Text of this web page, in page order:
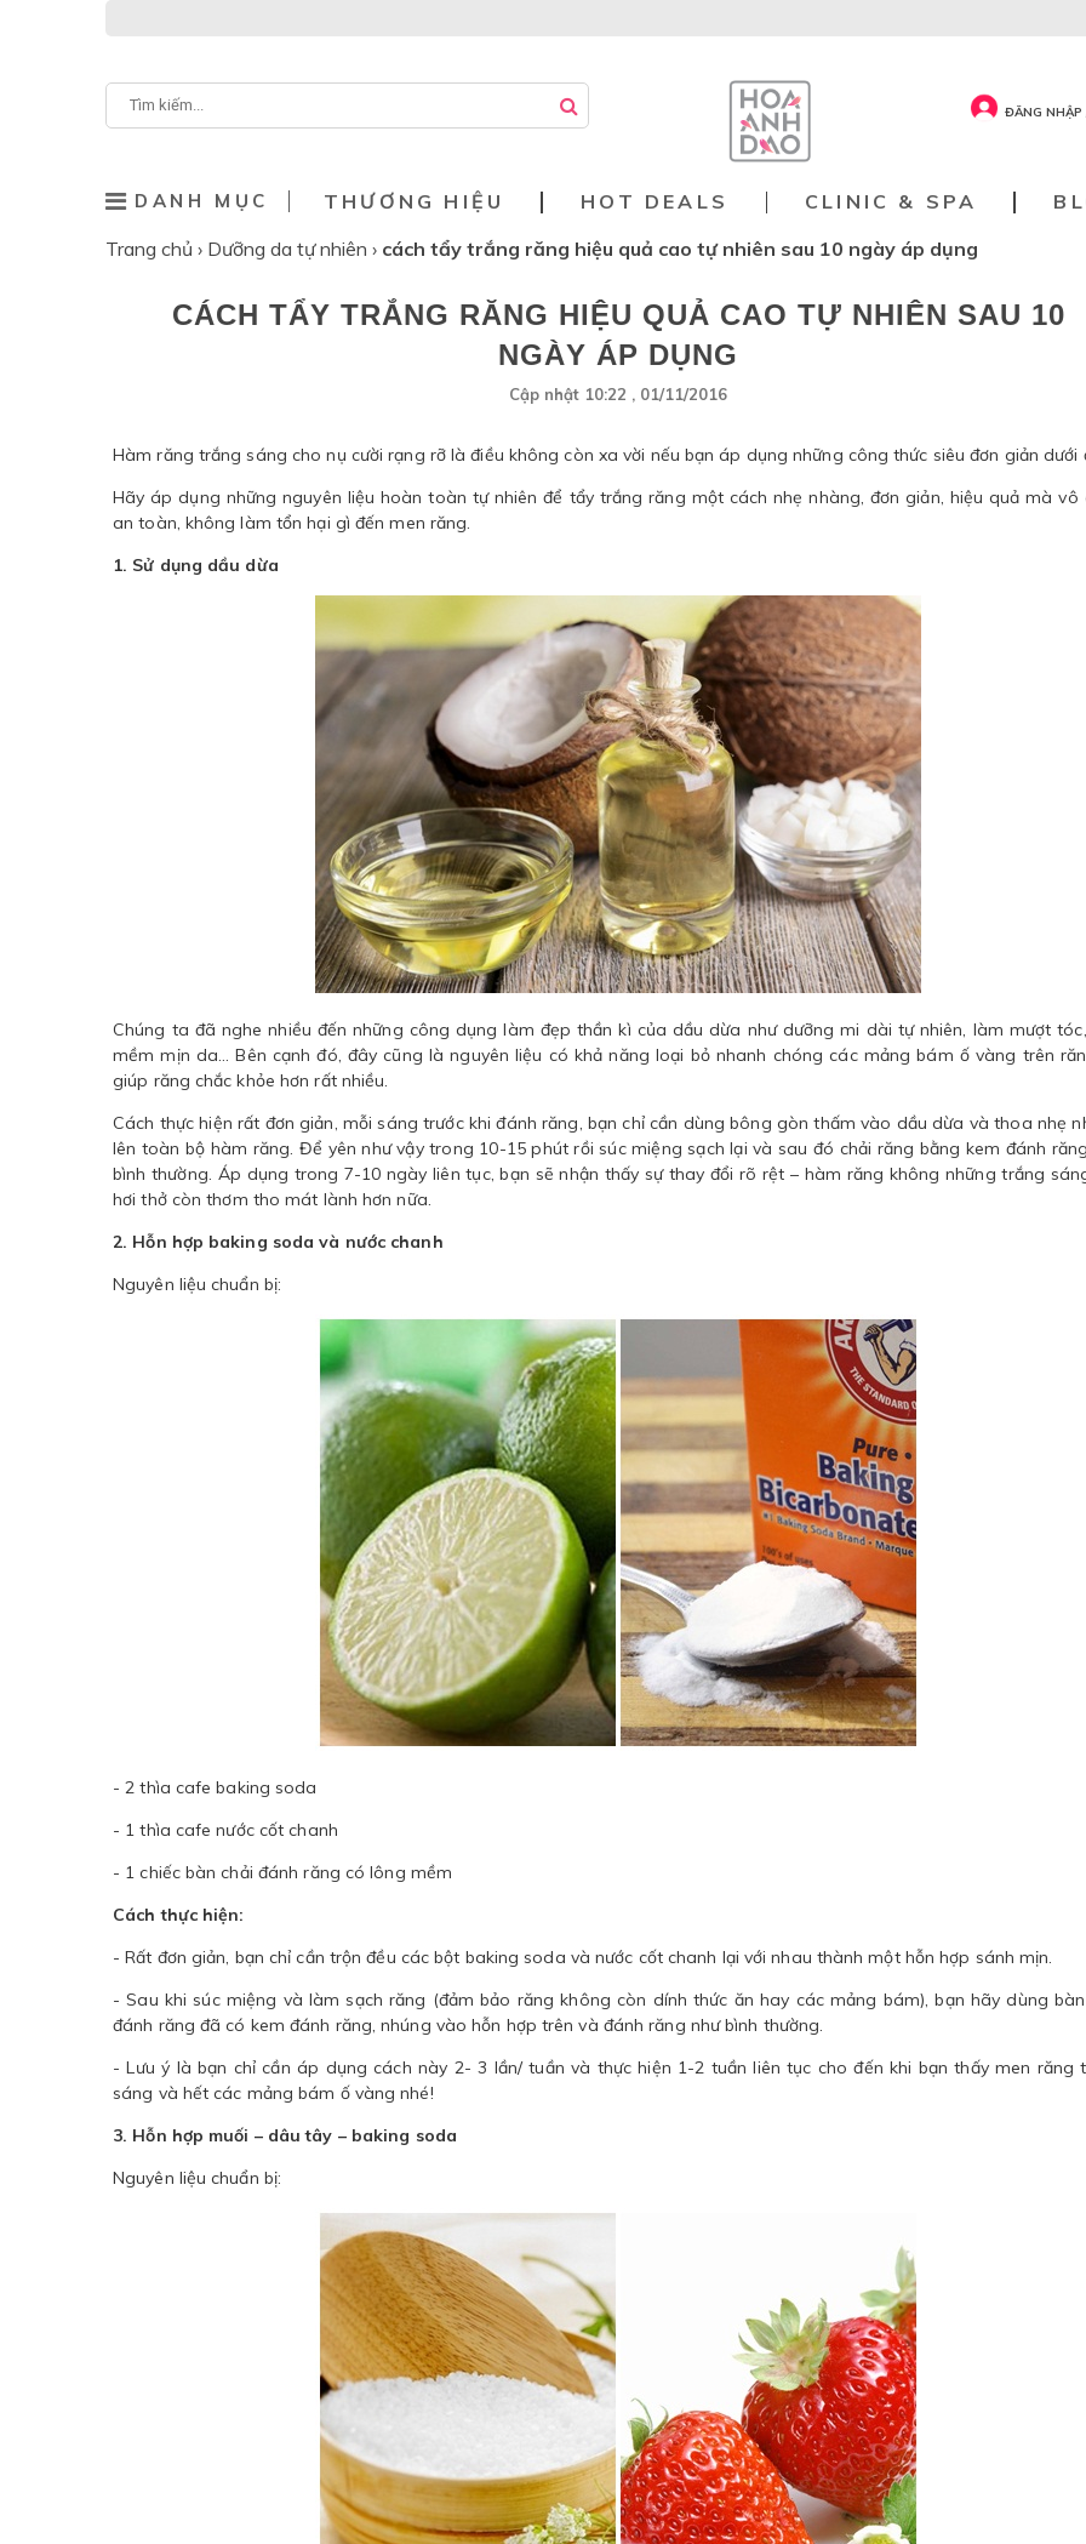
ĐĂNG NHẬP
DANH MỤC THƯƠNG HIỆU HOT DEALS CLINIC & SPA
Trang chủ › Dưỡng da tự nhiên › cách tẩy trắng răng hiệu quả cao tự nhiên sau 10 ngày áp dụng
CÁCH TẨY TRẮNG RĂNG HIỆU QUẢ CAO TỰ NHIÊN SAU 10
NGÀY ÁP DỤNG
Cập nhật 10:22 , 01/11/2016
Hàm răng trắng sáng cho nụ cười rạng rỡ là điều không còn xa vời nếu bạn áp dụng những công thức siêu đơn giản dưới
Hãy áp dụng những nguyên liệu hoàn toàn tự nhiên để tẩy trắng răng một cách nhẹ nhàng, đơn giản, hiệu quả mà vô
an toàn, không làm tổn hại gì đến men răng.
1. Sử dụng dầu dừa
Chúng ta đã nghe nhiều đến những công dụng làm đẹp thần kì của dầu dừa như dưỡng mi dài tự nhiên, làm mượt
mềm mịn da… Bên cạnh đó, đây cũng là nguyên liệu có khả năng loại bỏ nhanh chóng các mảng bám ố vàng trên
giúp răng chắc khỏe hơn rất nhiều.
Cách thực hiện rất đơn giản, mỗi sáng trước khi đánh răng, bạn chỉ cần dùng bông gòn thấm vào dầu dừa và thoa nhẹ
lên toàn bộ hàm răng. Để yên như vậy trong 10-15 phút rồi súc miệng sạch lại và sau đó chải răng bằng kem đánh
bình thường. Áp dụng trong 7-10 ngày liên tục, bạn sẽ nhận thấy sự thay đổi rõ rệt – hàm răng không những trắng
hơi thở còn thơm tho mát lành hơn nữa.
2. Hỗn hợp baking soda và nước chanh
Nguyên liệu chuẩn bị:
- 2 thìa cafe baking soda
- 1 thìa cafe nước cốt chanh
- 1 chiếc bàn chải đánh răng có lông mềm
Cách thực hiện:
- Rất đơn giản, bạn chỉ cần trộn đều các bột baking soda và nước cốt chanh lại với nhau thành một hỗn hợp sánh mịn.
- Sau khi súc miệng và làm sạch răng (đảm bảo răng không còn dính thức ăn hay các mảng bám), bạn hãy dùng
đánh răng đã có kem đánh răng, nhúng vào hỗn hợp trên và đánh răng như bình thường.
- Lưu ý là bạn chỉ cần áp dụng cách này 2- 3 lần/ tuần và thực hiện 1-2 tuần liên tục cho đến khi bạn thấy men răng
sáng và hết các mảng bám ố vàng nhé!
3. Hỗn hợp muối – dâu tây – baking soda
Nguyên liệu chuẩn bị: